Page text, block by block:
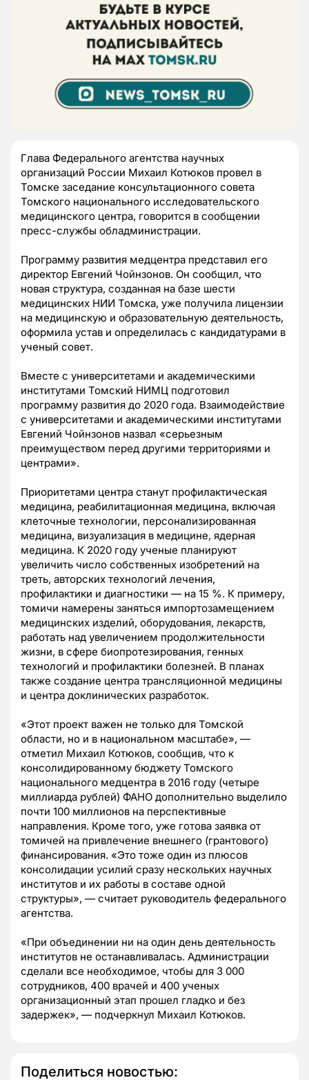
Глава Федерального агентства научных
организаций России Михаил Котюков провел в
Томске заседание консультационного совета
Томского национального исследовательского
медицинского центра, говорится в сообщении
пресс-службы обладминистрации.
Программу развития медцентра представил его
директор Евгений Чойнзонов. Он сообщил, что
новая структура, созданная на базе шести
медицинских НИИ Томска, уже получила лицензии
на медицинскую и образовательную деятельность,
оформила устав и определилась с кандидатурами в
ученый совет.
Вместе с университетами и академическими
институтами Томский НИМЦ подготовил
программу развития до 2020 года. Взаимодействие
с университетами и академическими институтами
Евгений Чойнзонов назвал «серьезным
преимуществом перед другими территориями и
центрами».
Приоритетами центра станут профилактическая
медицина, реабилитационная медицина, включая
клеточные технологии, персонализированная
медицина, визуализация в медицине, ядерная
медицина. К 2020 году ученые планируют
увеличить число собственных изобретений на
треть, авторских технологий лечения,
профилактики и диагностики — на 15 %. К примеру,
томичи намерены заняться импортозамещением
медицинских изделий, оборудования, лекарств,
работать над увеличением продолжительности
жизни, в сфере биопротезирования, генных
технологий и профилактики болезней. В планах
также создание центра трансляционной медицины
и центра доклинических разработок.
«Этот проект важен не только для Томской
области, но и в национальном масштабе», —
отметил Михаил Котюков, сообщив, что к
консолидированному бюджету Томского
национального медцентра в 2016 году (четыре
миллиарда рублей) ФАНО дополнительно выделило
почти 100 миллионов на перспективные
направления. Кроме того, уже готова заявка от
томичей на привлечение внешнего (грантового)
финансирования. «Это тоже один из плюсов
консолидации усилий сразу нескольких научных
институтов и их работы в составе одной
структуры», — считает руководитель федерального
агентства.
«При объединении ни на один день деятельность
институтов не останавливалась. Администрации
сделали все необходимое, чтобы для 3 000
сотрудников, 400 врачей и 400 ученых
организационный этап прошел гладко и без
задержек», — подчеркнул Михаил Котюков.
Поделиться новостью: